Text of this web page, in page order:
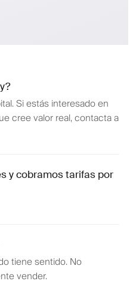
Si estás interesado en
cree valor real, contacta a
y cobramos tarifas por
tiene sentido. No
vender.